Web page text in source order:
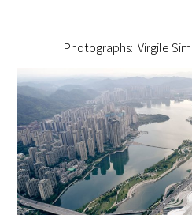
Photographs: Virgile